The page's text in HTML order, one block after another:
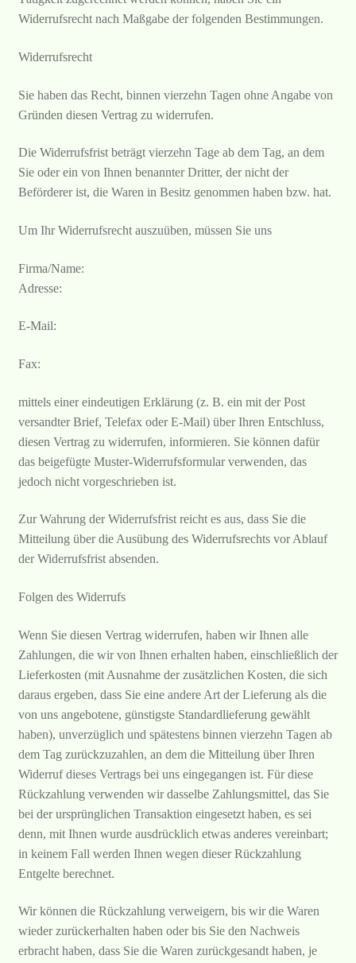
Widerrufsrecht nach Maßgabe der folgenden Bestimmungen.
Widerrufsrecht
Sie haben das Recht, binnen vierzehn Tagen ohne Angabe von
Gründen diesen Vertrag zu widerrufen.
Die Widerrufsfrist beträgt vierzehn Tage ab dem Tag, an dem
Sie oder ein von Ihnen benannter Dritter, der nicht der
Beförderer ist, die Waren in Besitz genommen haben bzw. hat.
Um Ihr Widerrufsrecht auszuüben, müssen Sie uns
Firma/Name:
Adresse:
E-Mail:
Fax:
mittels einer eindeutigen Erklärung (z. B. ein mit der Post
versandter Brief, Telefax oder E-Mail) über Ihren Entschluss,
diesen Vertrag zu widerrufen, informieren. Sie können dafür
das beigefügte Muster-Widerrufsformular verwenden, das
jedoch nicht vorgeschrieben ist.
Zur Wahrung der Widerrufsfrist reicht es aus, dass Sie die
Mitteilung über die Ausübung des Widerrufsrechts vor Ablauf
der Widerrufsfrist absenden.
Folgen des Widerrufs
Wenn Sie diesen Vertrag widerrufen, haben wir Ihnen alle
Zahlungen, die wir von Ihnen erhalten haben, einschließlich der
Lieferkosten (mit Ausnahme der zusätzlichen Kosten, die sich
daraus ergeben, dass Sie eine andere Art der Lieferung als die
von uns angebotene, günstigste Standardlieferung gewählt
haben), unverzüglich und spätestens binnen vierzehn Tagen ab
dem Tag zurückzuzahlen, an dem die Mitteilung über Ihren
Widerruf dieses Vertrags bei uns eingegangen ist. Für diese
Rückzahlung verwenden wir dasselbe Zahlungsmittel, das Sie
bei der ursprünglichen Transaktion eingesetzt haben, es sei
denn, mit Ihnen wurde ausdrücklich etwas anderes vereinbart;
in keinem Fall werden Ihnen wegen dieser Rückzahlung
Entgelte berechnet.
Wir können die Rückzahlung verweigern, bis wir die Waren
wieder zurückerhalten haben oder bis Sie den Nachweis
erbracht haben, dass Sie die Waren zurückgesandt haben, je